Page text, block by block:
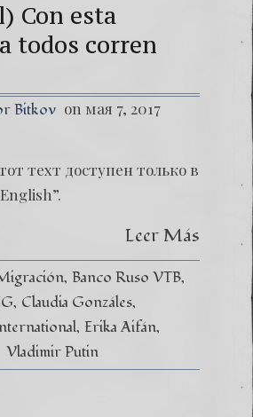
Con esta
todos corren
Bitkov on мая 7, 2017
техт доступен только в
Leer Más
Banco Ruso VTB
Claudia Gonzáles
Erika Aifán
Vladimir Putin